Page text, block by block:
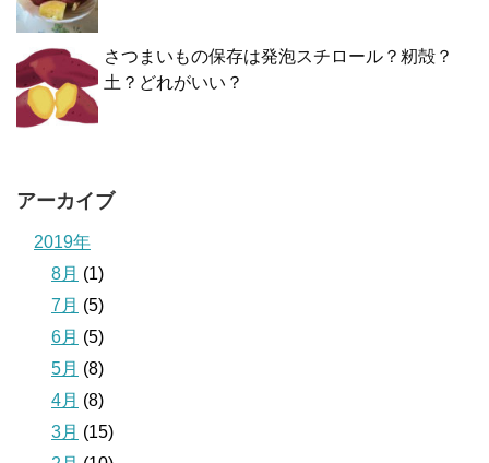
さつまいもの保存は発泡スチロール？籾殻？
土？どれがいい？
アーカイブ
2019年
8月 (1)
7月 (5)
6月 (5)
5月 (8)
4月 (8)
3月 (15)